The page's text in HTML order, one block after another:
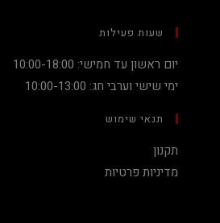
שעות פעילות
יום ראשון עד חמישי: 10:00-18:00
ימי שישי וערבי חג: 10:00-13:00
תנאי שימוש
תקנון
מדיניות פרטיות